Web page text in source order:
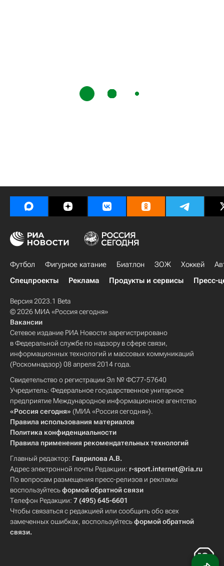
Футбол Фигурное катание Биатлон ЗОЖ Хоккей
Спецпроекты
Реклама Продукты и сервисы Пресс-
Версия 2023.1 Beta
© 2026 МИА «Россия сегодня»
Вакансии
Сетевое издание РИА Новости зарегистрировано
в Федеральной службе по надзору в сфере связи,
информационных технологий и массовых коммуникаций
(Роскомнадзор) 08 апреля 2014 года.
Свидетельство о регистрации Эл № ФС77-57640
Учредитель: Федеральное государственное унитарное
предприятие Международное информационное агентство
«Россия сегодня» (МИА «Россия сегодня»).
Правила использования материалов
Политика конфиденциальности
Правила применения рекомендательных технологий
Главный редактор: Гаврилова А.В.
Адрес электронной почты Редакции: r-sport.internet@ria.ru
По вопросам размещения пресс-релизов и рекламы
воспользуйтесьформой обратной связи
Телефон Редакции: 7 (495) 645-6601
Чтобы связаться с редакцией или сообщить обо всех
замеченных ошибках, воспользуйтесьформой обратной
связи.